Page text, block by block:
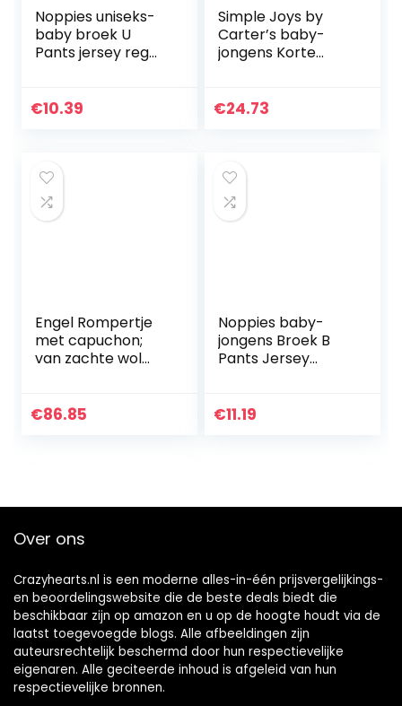
Noppies uniseks-
baby broek U
Pants jersey reg
€10.39
Simple Joys by
Carter’s baby-
jongens Korte
€24.73
Engel Rompertje
met capuchon;
van zachte wol
cm
€86.85
Noppies baby-
jongens Broek B
Pants Jersey
€11.19
Over ons
Crazyhearts.nl is een moderne alles-in-één prijsvergelijkings-
en beoordelingswebsite die de beste deals biedt die
beschikbaar zijn op amazon en u op de hoogte houdt via de
laatst toegevoegde blogs. Alle afbeeldingen zijn
auteursrechtelijk beschermd door hun respectievelijke
eigenaren. Alle geciteerde inhoud is afgeleid van hun
respectievelijke bronnen.